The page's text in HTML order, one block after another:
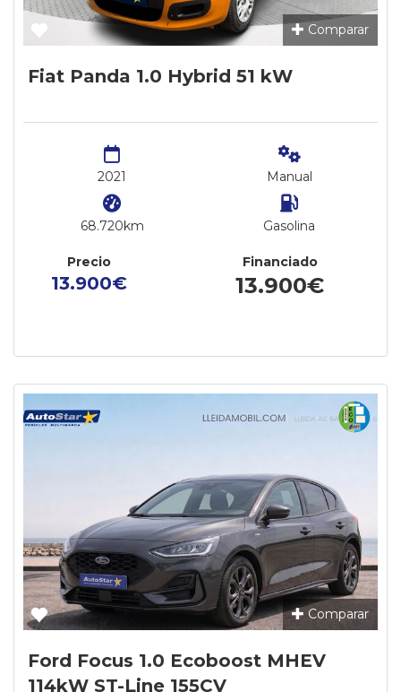
Comparar
Fiat Panda 1.0 Hybrid 51 kW
2021
68.720km
Manual
Gasolina
Precio
13.900€
Financiado
13.900€
Comparar
Ford Focus 1.0 Ecoboost MHEV
114kW ST-Line 155CV